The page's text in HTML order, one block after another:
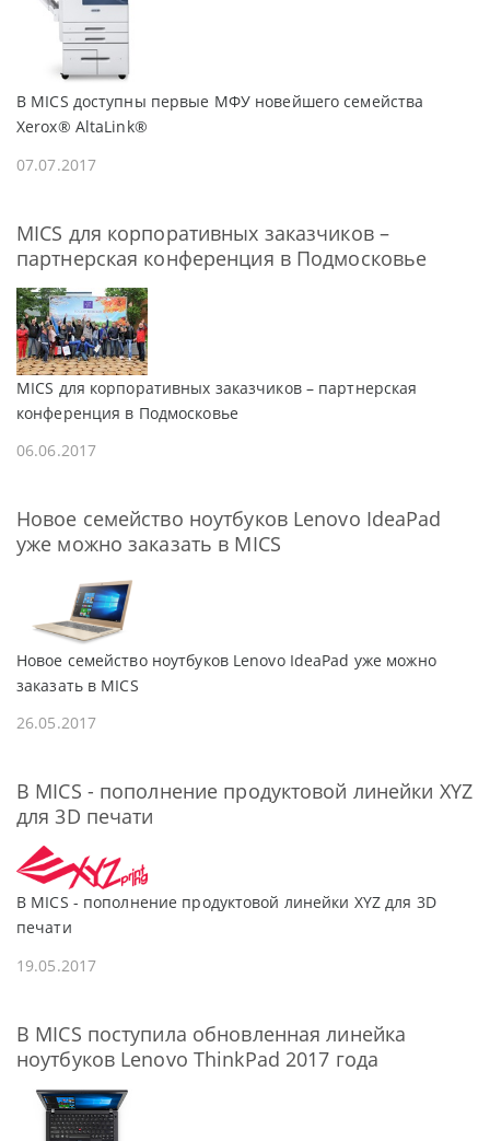
В MICS доступны первые МФУ новейшего семейства
Xerox® AltaLink®
07.07.2017
MICS для корпоративных заказчиков –
партнерская конференция в Подмосковье
MICS для корпоративных заказчиков – партнерская
конференция в Подмосковье
06.06.2017
Новое семейство ноутбуков Lenovo IdeaPad
уже можно заказать в MICS
Новое семейство ноутбуков Lenovo IdeaPad уже можно
заказать в MICS
26.05.2017
В MICS - пополнение продуктовой линейки XYZ
для 3D печати
В MICS - пополнение продуктовой линейки XYZ для 3D
печати
19.05.2017
В MICS поступила обновленная линейка
ноутбуков Lenovo ThinkPad 2017 года